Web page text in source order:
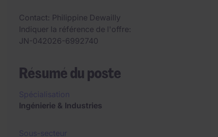
Contact Philippine Dewailly
Indiquer la référence de l'offre
JN-042026-6992740
Résumé du poste
Ingénierie & Industries